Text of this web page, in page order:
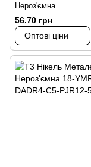
Нероз'ємна
56.70 грн
Оптові ціни